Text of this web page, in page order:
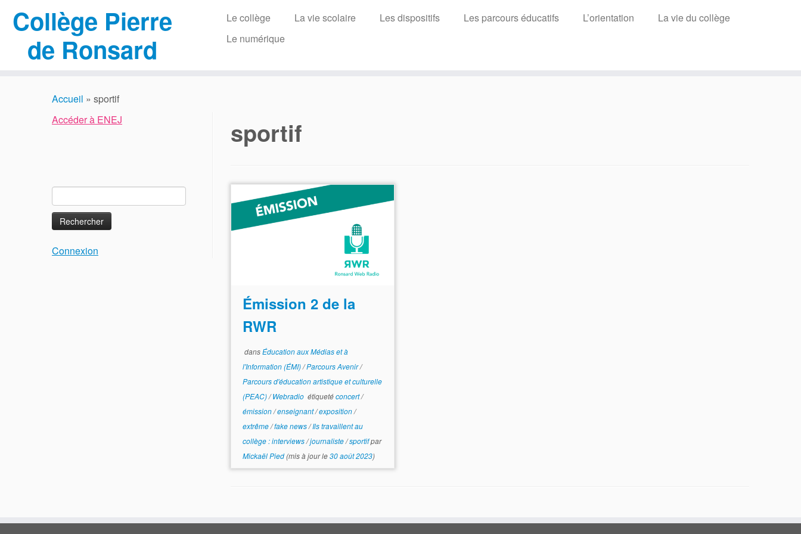
Collège Pierre
de Ronsard
Le collège La vie scolaire Les dispositifs Les parcours éducatifs L’orientation
La vie du collège
Le numérique
Accueil » sportif
Accéder à ENEJ
Connexion
sportif
Émission 2 de la
RWR
dansÉducation aux Médias et à
l'Information (ÉMI)/Parcours Avenir/
Parcours d'éducation artistique et culturelle
(PEAC)/Webradio étiquetéconcert/
émission/enseignant/exposition/
extrême/fake news/Ils travaillent au
collège : interviews/journaliste/sportifpar
Mickaël Pied(mis à jour le30 août 2023)